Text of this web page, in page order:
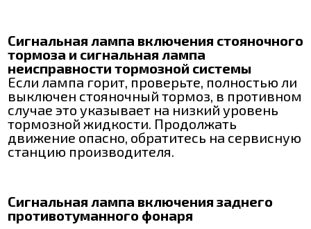
Сигнальная лампа включения стояночного
тормоза и сигнальная лампа
неисправности тормозной системы
Если лампа горит, проверьте, полностью ли
выключен стояночный тормоз, в противном
случае это указывает на низкий уровень
тормозной жидкости. Продолжать
движение опасно, обратитесь на сервисную
станцию производителя.
Сигнальная лампа включения заднего
противотуманного фонаря